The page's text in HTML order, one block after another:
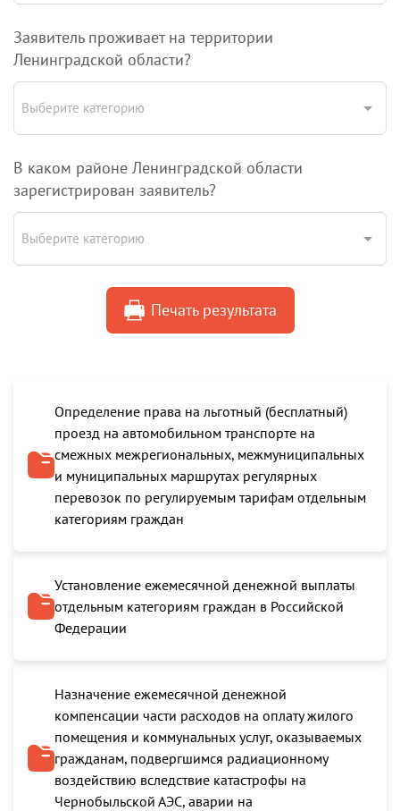
Заявитель проживает на территории
Ленинградской области?
Выберите категорию
В каком районе Ленинградской области
зарегистрирован заявитель?
Выберите категорию
Печать результата
Определение права на льготный (бесплатный)
проезд на автомобильном транспорте на
смежных межрегиональных, межмуниципальных
и муниципальных маршрутах регулярных
перевозок по регулируемым тарифам отдельным
категориям граждан
Установление ежемесячной денежной выплаты
отдельным категориям граждан в Российской
Федерации
Назначение ежемесячной денежной
компенсации части расходов на оплату жилого
помещения и коммунальных услуг, оказываемых
гражданам, подвергшимся радиационному
воздействию вследствие катастрофы на
Чернобыльской АЭС, аварии на